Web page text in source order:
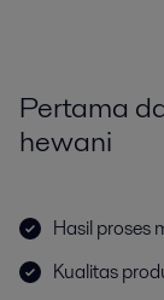
Pertama
hewani
Hasil proses
Kualitas